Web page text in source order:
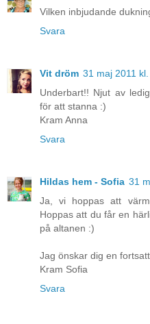
Vilken inbjudande
Svara
Vit dröm 31 maj 2011
Underbart!! Njut av
för att stanna :)
Kram Anna
Svara
Hildas hem - Sofia 31
Ja, vi hoppas att
Hoppas att du får en
på altanen :)
Jag önskar dig en
Kram Sofia
Svara